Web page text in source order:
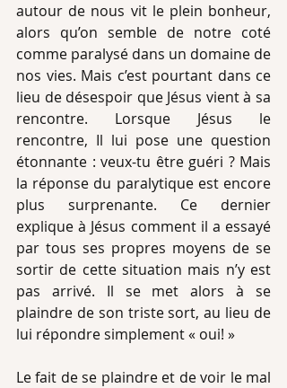
autour de nous vit le plein bonheur,
alors qu’on semble de notre coté
comme paralysé dans un domaine de
nos vies. Mais c’est pourtant dans ce
lieu de désespoir que Jésus vient à sa
rencontre. Lorsque Jésus le
rencontre, Il lui pose une question
étonnante : veux-tu être guéri ? Mais
la réponse du paralytique est encore
plus surprenante. Ce dernier
explique à Jésus comment il a essayé
par tous ses propres moyens de se
sortir de cette situation mais n’y est
pas arrivé. Il se met alors à se
plaindre de son triste sort, au lieu de
lui répondre simplement « oui! »
Le fait de se plaindre et de voir le mal